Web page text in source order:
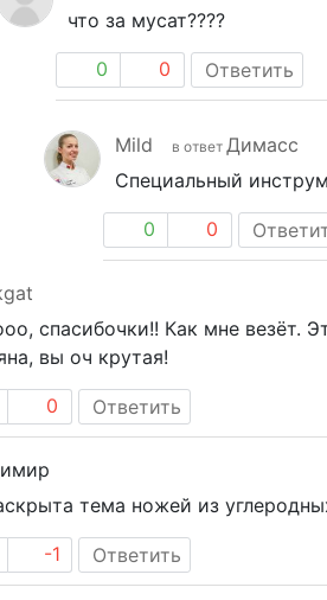
что за мусат????
0 0 Ответить
Mild в ответ Димасс
Специальный
0 0
спасибочки!! Как мне везёт.
вы оч крутая!
0 Ответить
тема ножей из
-1 Ответить